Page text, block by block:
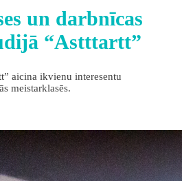
un darbnīcas
“Astttartt”
aicina ikvienu interesentu
meistarklasēs.